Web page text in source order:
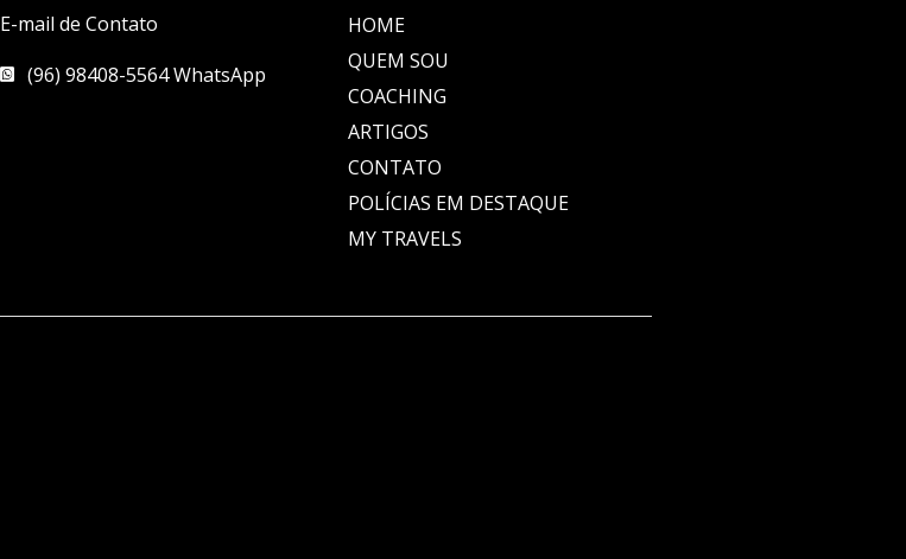
E-mail de Contato
(96) 98408-5564 WhatsApp
HOME
QUEM SOU
COACHING
ARTIGOS
CONTATO
POLÍCIAS EM DESTAQUE
MY TRAVELS